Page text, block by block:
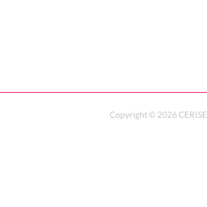
Copyright © 2026 CERISE